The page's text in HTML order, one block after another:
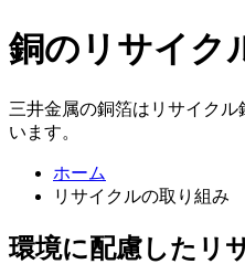
銅のリサイク
三井金属の銅箔はリサイクル
います。
ホーム
リサイクルの取り組み
環境に配慮したリ